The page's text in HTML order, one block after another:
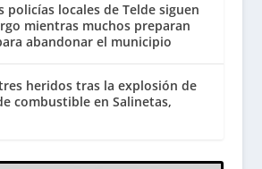
policías locales de Telde siguen
mientras muchos preparan
abandonar el municipio
heridos tras la explosión de
combustible en Salinetas,